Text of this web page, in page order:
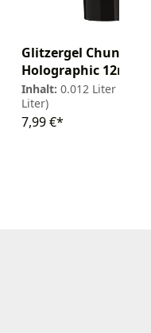
Glitzergel Chunky
Holographic 12ml
Inhalt: 0.012 Liter
Liter)
7,99 €*